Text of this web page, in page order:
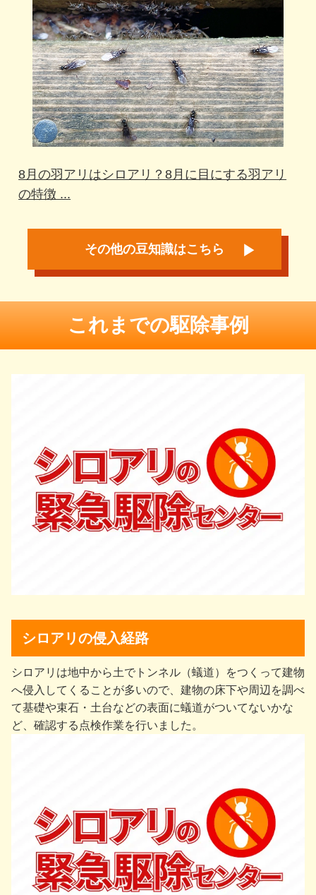
8月の羽アリはシロアリ？8月に目にする羽アリ
の特徴 ...
その他の豆知識はこちら
これまでの駆除事例
シロアリの侵入経路
シロアリは地中から⼟でトンネル（蟻道）をつくって建物
へ侵⼊してくることが多いので、建物の床下や周辺を調べ
て基礎や束⽯・⼟台などの表⾯に蟻道がついてないかな
ど、確認する点検作業を行いました。